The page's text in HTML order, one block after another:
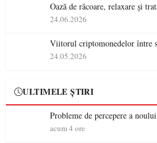
Oază de răcoare, relaxare și
24.06.2026
Viitorul criptomonedelor între
24.05.2026
ULTIMELE ȘTIRI
Probleme de percepere a
acum 4 ore